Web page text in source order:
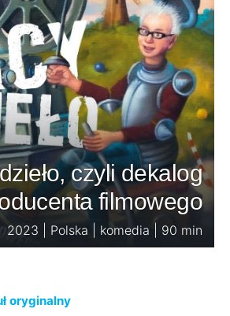
czyli dekalog
filmowego
2023 | Polska | komedia | 90 min
oryginalny